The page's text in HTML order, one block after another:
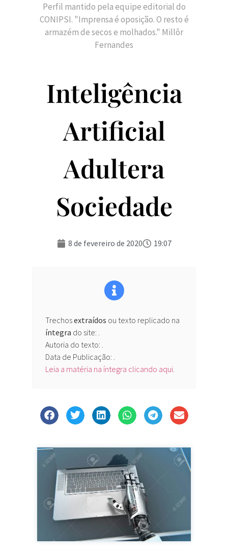
Perfil mantido pela equipe editorial do
CONIPSI. "Imprensa é oposição. O resto é
armazém de secos e molhados." Millôr
Fernandes
Inteligência
Artificial
Adultera
Sociedade
8 de fevereiro de 2020 19:07
Trechosextraídos ou texto replicado na
íntegra do site: .
Autoria do texto: .
Data de Publicação: .
Leia a matéria na íntegra clicando aqui.